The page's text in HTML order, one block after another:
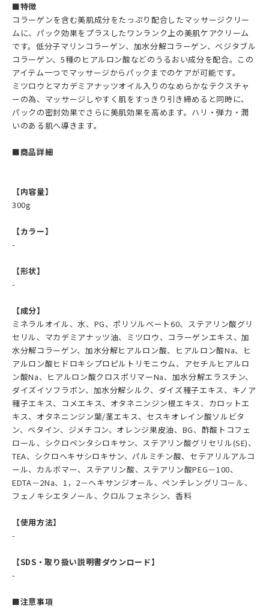
■特徴
コラーゲンを含む美肌成分をたっぷり配合したマッサージクリー
ムに、パック効果をプラスしたワンランク上の美肌ケアクリーム
です。低分子マリンコラーゲン、加水分解コラーゲン、ベジタブル
コラーゲン、5種のヒアルロン酸などのうるおい成分を配合。この
アイテム一つでマッサージからパックまでのケアが可能です。
ミツロウとマカデミアナッツオイル入りのなめらかなテクスチャ
ーの為、マッサージしやすく肌をすっきり引き締めると同時に、
パックの密封効果でさらに美肌効果を高めます。ハリ・弾力・潤
いのある肌へ導きます。
■商品詳細
【内容量】
300g
【カラー】
-
【形状】
-
【成分】
ミネラルオイル、水、PG、ポリソルベート60、ステアリン酸グリ
セリル、マカデミアナッツ油、ミツロウ、コラーゲンエキス、加
水分解コラーゲン、加水分解ヒアルロン酸、ヒアルロン酸Na、ヒ
アルロン酸ヒドロキシプロピルトリモニウム、アセチルヒアルロ
ン酸Na、ヒアルロン酸クロスポリマーNa、加水分解エラスチン、
ダイズイソフラボン、加水分解シルク、ダイズ種子エキス、キノア
種子エキス、コメエキス、オタネニンジン根エキス、カロットエ
キス、オタネニンジン葉/茎エキス、セスキオレイン酸ソルビタ
ン、ベタイン、ジメチコン、オレンジ果皮油、BG、酢酸トコフェ
ロール、シクロペンタシロキサン、ステアリン酸グリセリル(SE)、
TEA、シクロヘキサシロキサン、パルミチン酸、セテアリルアルコ
ール、カルボマー、ステアリン酸、ステアリン酸PEG－100、
EDTA－2Na、1，2－ヘキサンジオール、ペンチレングリコール、
フェノキシエタノール、クロルフェネシン、香料
【使用方法】
-
【SDS・取り扱い説明書ダウンロード】
-
■注意事項